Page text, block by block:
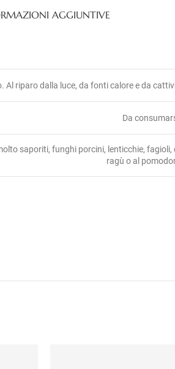
AGGIUNTIVE
Al riparo dalla luce, da fonti calore e da
Da
saporiti, funghi porcini, lenticchie, fagioli,
ragù o al